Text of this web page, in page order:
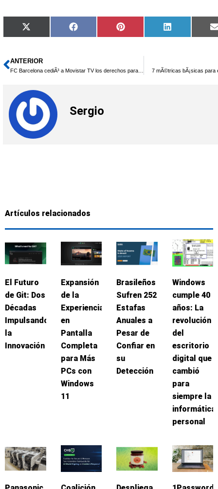
Compartir
en
X
(Twitter)
Compartir
en
Facebook
Compartir
en
Pinterest
Compartir
en
LinkedIn
Ant
ANTERIOR
FC Barcelona cediÃ³ a Movistar TV los derechos para 2015 7 mÃ©tricas bÃ¡sicas para
Sergio
Artículos relacionados
El Futuro
de Git: Dos
Décadas
Impulsando
la
Innovación
Expansión
de la
Experiencia
en
Pantalla
Completa
para Más
PCs con
Windows
11
Brasileños
Sufren 252
Estafas
Anuales a
Pesar de
Confiar en
su
Detección
Windows
cumple 40
años: La
revolución
del
escritorio
digital que
cambió
para
siempre la
informática
personal